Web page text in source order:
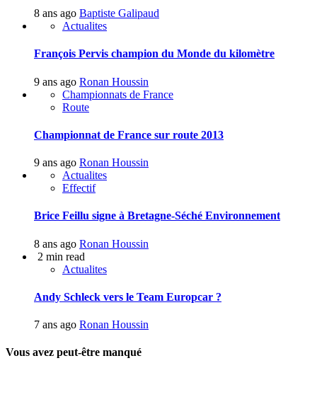
8 ans ago Baptiste Galipaud
Actualites
François Pervis champion du Monde du kilomètre
9 ans ago Ronan Houssin
Championnats de France
Route
Championnat de France sur route 2013
9 ans ago Ronan Houssin
Actualites
Effectif
Brice Feillu signe à Bretagne-Séché Environnement
8 ans ago Ronan Houssin
2 min read
Actualites
Andy Schleck vers le Team Europcar ?
7 ans ago Ronan Houssin
Vous avez peut-être manqué